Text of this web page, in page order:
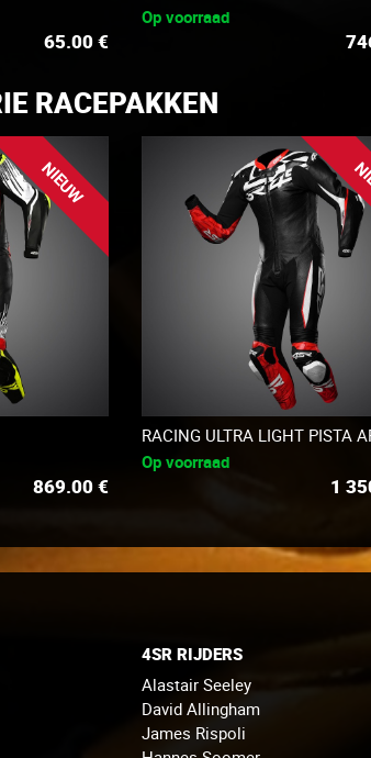
65.00€
Op voorraad
RACEPAKKEN
NIEUW
869.00€
RACING ULTRA LIGHT PISTA
Op voorraad
1
4SR RIJDERS
Alastair Seeley
David Allingham
James Rispoli